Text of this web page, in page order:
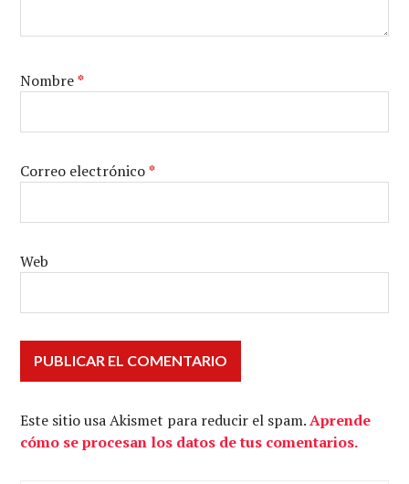
Nombre*
Correo electrónico*
Web
Este sitio usa Akismet para reducir el spam.Aprende
cómo se procesan los datos de tus comentarios.